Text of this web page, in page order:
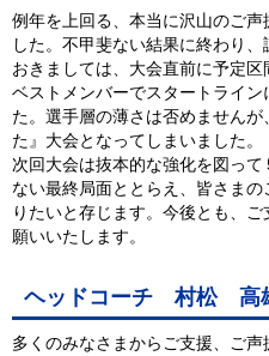
例年を上回る、本当に沢山のご
した。不甲斐ない結果に終わり
おきましては、大会直前に予定区
ベストメンバーでスタートライ
た。選手層の薄さは否めません
た』大会となってしまいました。
次回大会は抜本的な強化を図っ
ない最終局面ととらえ、皆さま
りたいと存じます。今後とも、
願いいたします。
ヘッドコーチ 村松 高
多くのみなさまからご支援、ご